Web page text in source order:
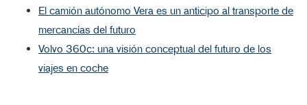
El camión autónomo Vera es un anticipo al transporte de
mercancías del futuro
Volvo 360c: una visión conceptual del futuro de los
viajes en coche